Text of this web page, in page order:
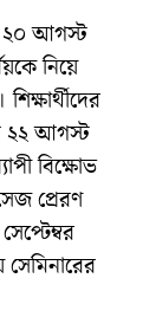
আগস্ট
নিয়ে
২২ আগস্ট
বিক্ষোভ
প্রেরণ
সেমিনারের